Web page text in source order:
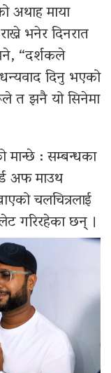
अथाह माया
भनेर दिनरात
“दर्शकले
दिनु भएको
त झनै यो सिनेमा
मान्छे : सम्बन्धका
अफ माउथ
चलचित्रलाई
गरिरहेका छन् ।